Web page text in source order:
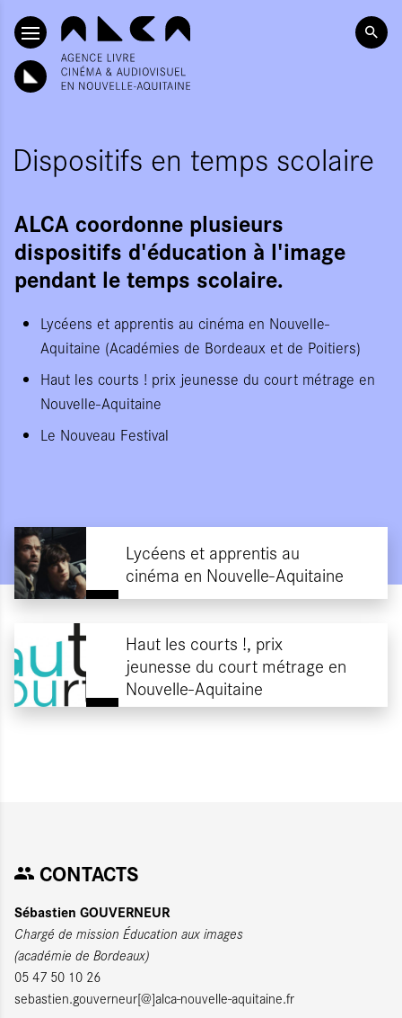
ALLER AU CONTENU PRINCIPAL
Dispositifs en temps scolaire
ALCA coordonne plusieurs
dispositifs d'éducation à l'image
pendant le temps scolaire.
Lycéens et apprentis au cinéma en Nouvelle-
Aquitaine (Académies de Bordeaux et de Poitiers)
Haut les courts ! prix jeunesse du court métrage en
Nouvelle-Aquitaine
Le Nouveau Festival
Lycéens et apprentis au
cinéma en Nouvelle-Aquitaine
Haut les courts !, prix
jeunesse du court métrage en
Nouvelle-Aquitaine
CONTACTS
Sébastien GOUVERNEUR
Chargé de mission Éducation aux images
(académie de Bordeaux)
05 47 50 10 26
sebastien.gouverneur[@]alca-nouvelle-aquitaine.fr